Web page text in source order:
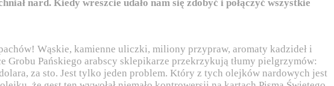
nard. Kiedy wreszcie udało nam się zdobyć i połączyć wszystkie
Wąskie, kamienne uliczki, miliony przypraw, aromaty kadzideł i
Pańskiego arabscy sklepikarze przekrzykują tłumy pielgrzymów:
za sto. Jest tylko jeden problem. Który z tych olejków nardowych jest